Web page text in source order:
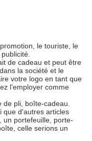
le touriste, le
de cadeau et peut être
la société et le
votre logo en tant que
l'employer comme
pli, boîte-cadeau.
que d'autres articles
un portefeuille, porte-
celle serions un